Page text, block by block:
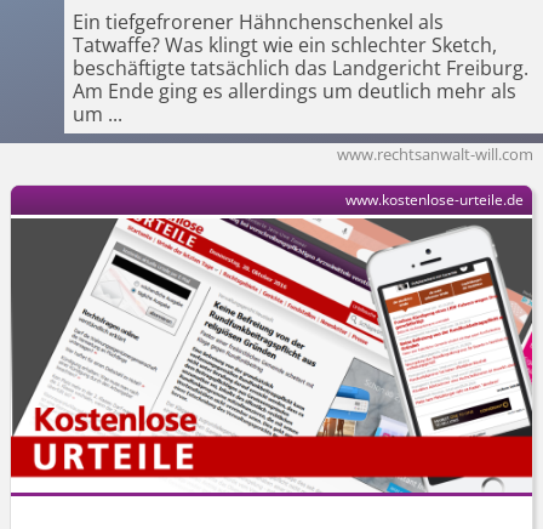
Ein tiefgefrorener Hähnchenschenkel als
Tatwaffe? Was klingt wie ein schlechter Sketch,
beschäftigte tatsächlich das Landgericht Freiburg.
Am Ende ging es allerdings um deutlich mehr als
um ...
www.rechtsanwalt-will.com
www.kostenlose-urteile.de